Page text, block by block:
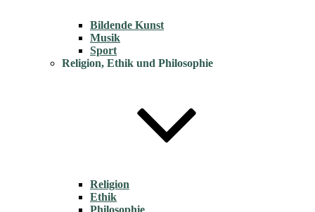
Bildende Kunst
Musik
Sport
Religion, Ethik und Philosophie
Religion
Ethik
Philosophie